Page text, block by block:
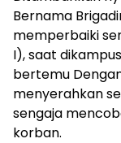
Bernama
memperbaiki
I), saat
bertemu
menyerahkan
sengaja
korban.